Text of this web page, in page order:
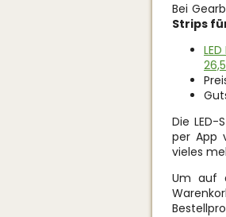
Bei
Strips
Die
per App
vieles
Um auf